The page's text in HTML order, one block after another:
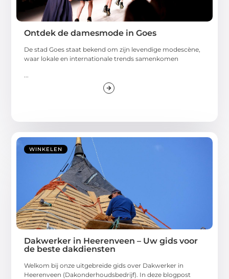
Ontdek de damesmode in Goes
De stad Goes staat bekend om zijn levendige modescène,
waar lokale en internationale trends samenkomen
WINKELEN
Dakwerker in Heerenveen – Uw gids voor
de beste dakdiensten
Welkom bij onze uitgebreide gids over Dakwerker in
Heerenveen (Dakonderhoudsbedrijf). In deze blogpost